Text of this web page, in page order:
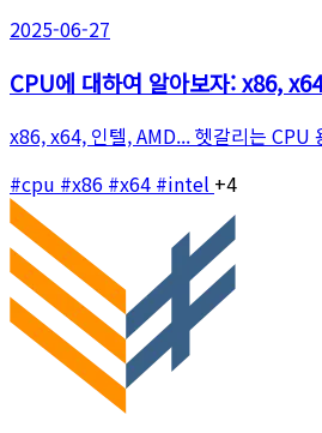
2025-06-27
CPU에 대하여 알아보자: x86,
x86, x64, 인텔, AMD... 헷갈리는 CPU
#cpu #x86 #x64 #intel +4